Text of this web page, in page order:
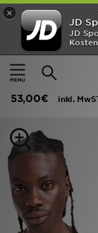
×
JD
JD
Home
Herren
BOSS 3-Pack T-
53,00€
inkl.
ANGEBOTE
Neuheiten
Kinder
Bestsellers
Marken